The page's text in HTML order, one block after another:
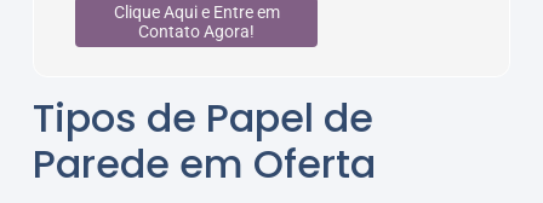
Clique Aqui e Entre em
Contato Agora!
Tipos de Papel de
Parede em Oferta